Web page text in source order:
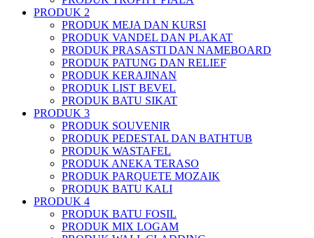
PRODUK 2
PRODUK MEJA DAN KURSI
PRODUK VANDEL DAN PLAKAT
PRODUK PRASASTI DAN NAMEBOARD
PRODUK PATUNG DAN RELIEF
PRODUK KERAJINAN
PRODUK LIST BEVEL
PRODUK BATU SIKAT
PRODUK 3
PRODUK SOUVENIR
PRODUK PEDESTAL DAN BATHTUB
PRODUK WASTAFEL
PRODUK ANEKA TERASO
PRODUK PARQUETE MOZAIK
PRODUK BATU KALI
PRODUK 4
PRODUK BATU FOSIL
PRODUK MIX LOGAM